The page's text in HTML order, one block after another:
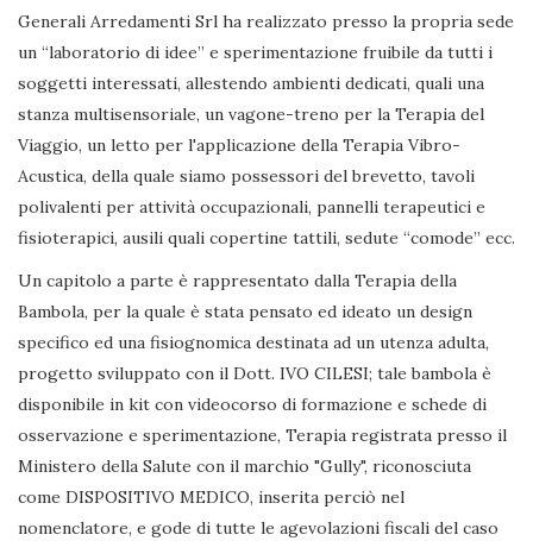
Generali Arredamenti Srl ha realizzato presso la propria sede
un “laboratorio di idee” e sperimentazione fruibile da tutti i
soggetti interessati, allestendo ambienti dedicati, quali una
stanza multisensoriale, un vagone-treno per la Terapia del
Viaggio, un letto per l'applicazione della Terapia Vibro-
Acustica, della quale siamo possessori del brevetto, tavoli
polivalenti per attività occupazionali, pannelli terapeutici e
fisioterapici, ausili quali copertine tattili, sedute “comode” ecc.
Un capitolo a parte è rappresentato dalla Terapia della
Bambola, per la quale è stata pensato ed ideato un design
specifico ed una fisiognomica destinata ad un utenza adulta,
progetto sviluppato con il Dott. IVO CILESI; tale bambola è
disponibile in kit con videocorso di formazione e schede di
osservazione e sperimentazione, Terapia registrata presso il
Ministero della Salute con il marchio "Gully", riconosciuta
come DISPOSITIVO MEDICO, inserita perciò nel
nomenclatore, e gode di tutte le agevolazioni fiscali del caso